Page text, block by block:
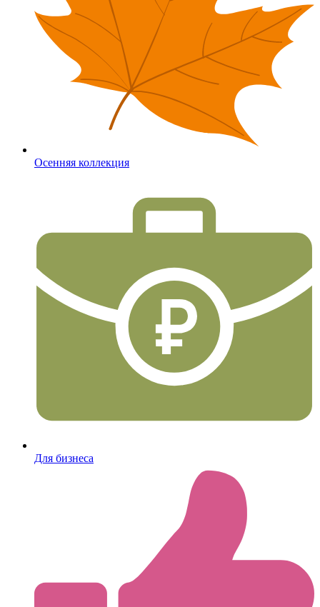
Осенняя коллекция
Для бизнеса